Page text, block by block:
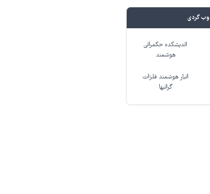
وب گردی
اندیشکده حکمرانی
هوشمند
انبار هوشمند فلزات
گرانبها